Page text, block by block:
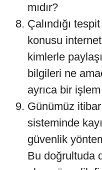
mıdır?
Çalındığı
konusu
kimlerle
bilgileri ne
ayrıca bir
Günümüz
sisteminde
güvenlik
Bu doğrultuda